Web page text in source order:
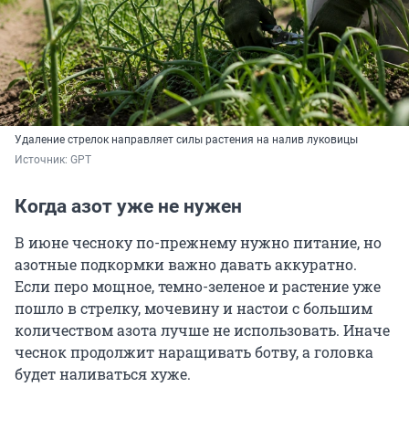
Удаление стрелок направляет силы растения на налив луковицы
Источник: GPT
Когда азот уже не нужен
В июне чесноку по-прежнему нужно питание, но
азотные подкормки важно давать аккуратно.
Если перо мощное, темно-зеленое и растение уже
пошло в стрелку, мочевину и настои с большим
количеством азота лучше не использовать. Иначе
чеснок продолжит наращивать ботву, а головка
будет наливаться хуже.